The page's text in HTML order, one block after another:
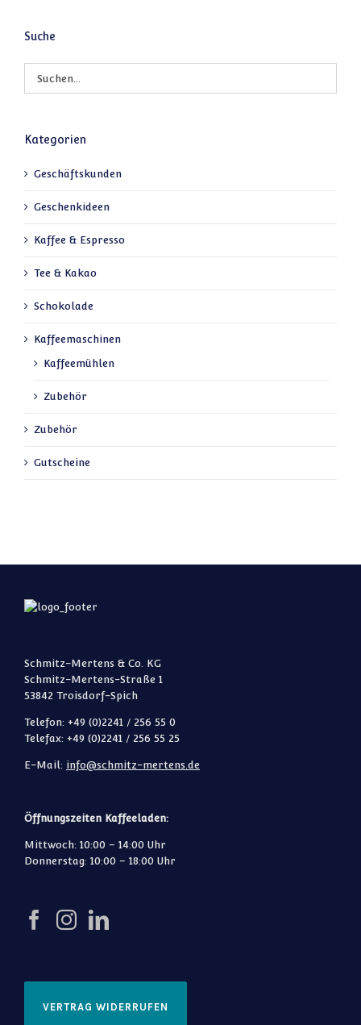
Suche
Kategorien
Geschäftskunden
Geschenkideen
Kaffee & Espresso
Tee & Kakao
Schokolade
Kaffeemaschinen
Kaffeemühlen
Zubehör
Zubehör
Gutscheine
Schmitz-Mertens & Co. KG
Schmitz-Mertens-Straße 1
53842 Troisdorf-Spich
Telefon: +49 (0)2241 / 256 55 0
Telefax: +49 (0)2241 / 256 55 25
E-Mail: info@schmitz-mertens.de
Öffnungszeiten Kaffeeladen:
Mittwoch: 10:00 – 14:00 Uhr
Donnerstag: 10:00 – 18:00 Uhr
VERTRAG WIDERRUFEN